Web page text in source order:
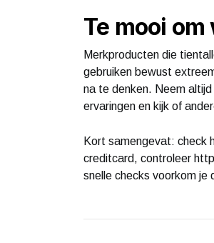
Te mooi
Merkproducten die
gebruiken bewust
na te denken. Neem
ervaringen en kijk of
Kort samengevat: check
creditcard, controleer
snelle checks voorkom je